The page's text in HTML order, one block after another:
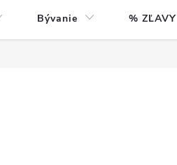
Bývanie % ZĽAVY